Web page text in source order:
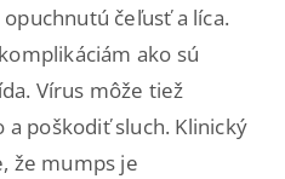
čeľusť a líca.
ako sú
Vírus môže tiež
poškodiť sluch. Klinický
že mumps je